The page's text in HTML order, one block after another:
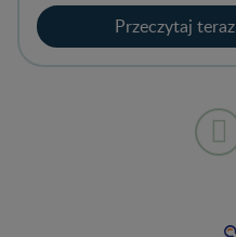
Przeczytaj teraz